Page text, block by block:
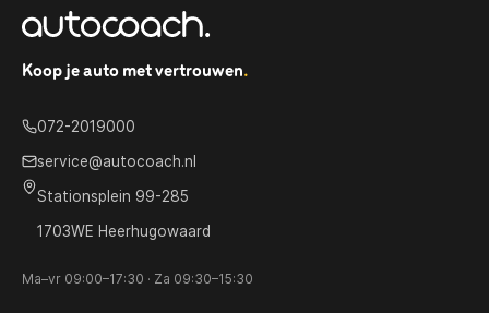
Koop je auto met vertrouwen.
072-2019000
service@autocoach.nl
Stationsplein 99-285
1703WE Heerhugowaard
Ma–vr 09:00–17:30 · Za 09:30–15:30